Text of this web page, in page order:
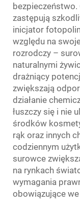
zastępują
inicjator
względu na
rozrodczy –
naturalnymi
drażniący
zwiększają
działanie
łuszczy się i nie
środków
rąk oraz innych
codziennym
surowce
na rynkach
wymagania
obowiązujące